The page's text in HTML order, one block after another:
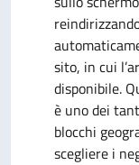
sito, in cui
disponibile.
è uno dei
blocchi
scegliere i